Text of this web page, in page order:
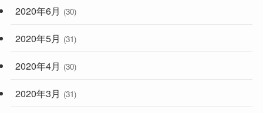
2020年6月 (30)
2020年5月 (31)
2020年4月 (30)
2020年3月 (31)